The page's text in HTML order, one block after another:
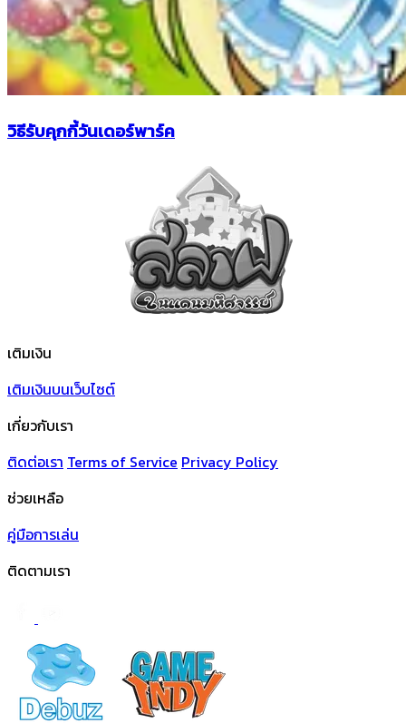
วิธีรับคุกกี้วันเดอร์พาร์ค
เติมเงิน
เติมเงินบนเว็บไซต์
เกี่ยวกับเรา
ติดต่อเรา Terms of Service Privacy Policy
ช่วยเหลือ
คู่มือการเล่น
ติดตามเรา